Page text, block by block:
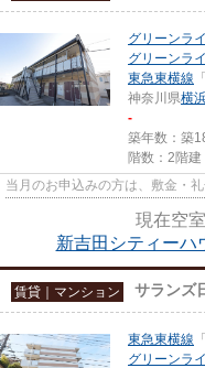
グリーンラ
グリーンラ
東急東横線 「
神奈川県横
-
築年数：築
階数：2階建
当月のお申込みの方は、敷金・
現在空
新吉田シティーハ
賃貸｜マンション サランズ
東急東横線 「
グリーンラ